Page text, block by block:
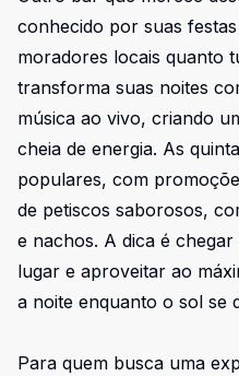
conhecido por suas
moradores locais quanto
transforma suas noites
música ao vivo, criando
cheia de energia. As
populares, com
de petiscos saborosos,
e nachos. A dica é
lugar e aproveitar ao
a noite enquanto o sol se
Para quem busca uma